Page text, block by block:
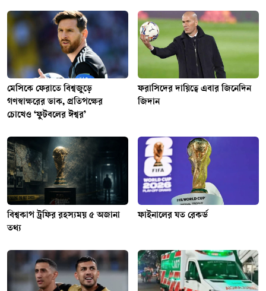
মেসিকে ফেরাতে বিশ্বজুড়ে
গণস্বাক্ষরের ডাক, প্রতিপক্ষের
চোখেও ‘ফুটবলের ঈশ্বর’
ফরাসিদের দায়িত্বে এবার জিনেদিন
জিদান
বিশ্বকাপ ট্রফির রহস্যময় ৫ অজানা
তথ্য
ফাইনালের যত রেকর্ড